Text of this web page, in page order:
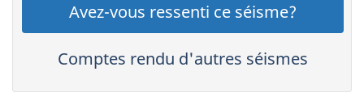
Avez-vous ressenti ce séisme?
Comptes rendu d'autres séismes